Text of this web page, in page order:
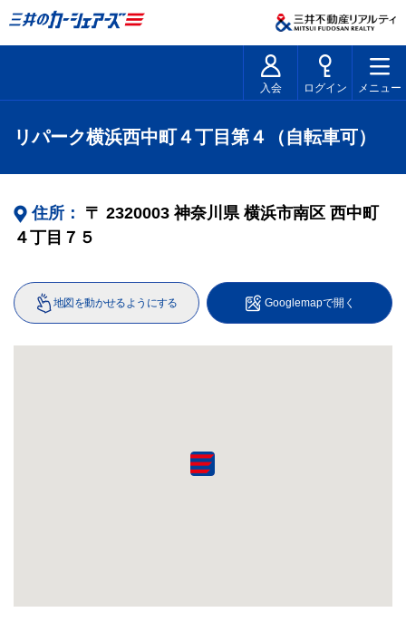
入会 ログイン メニュー
リパーク横浜西中町４丁目第４（自転車可）
住所： 〒 2320003 神奈川県 横浜市南区 西中町
４丁目７５
地図を動かせるようにする Googlemapで開く